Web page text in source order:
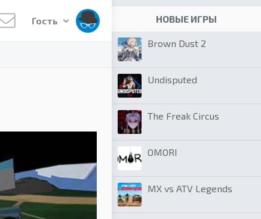
Гость НОВЫЕ ИГРЫ
Brown Dust 2
Undisputed
The Freak Circus
OMORI
MX vs ATV Legends